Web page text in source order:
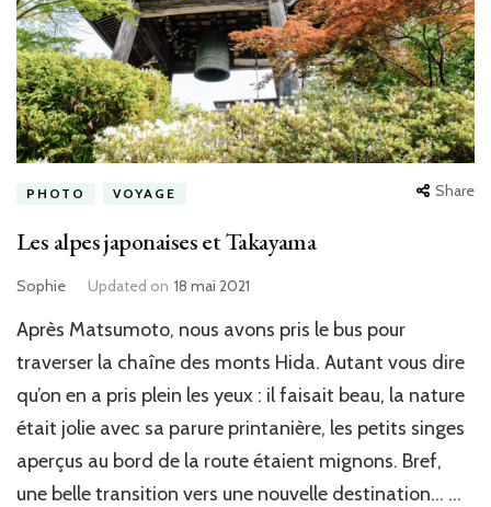
PHOTO VOYAGE Share
Les alpes japonaises et Takayama
Sophie Updated on 18 mai 2021
Après Matsumoto, nous avons pris le bus pour
traverser la chaîne des monts Hida. Autant vous dire
qu’on en a pris plein les yeux : il faisait beau, la nature
était jolie avec sa parure printanière, les petits singes
aperçus au bord de la route étaient mignons. Bref,
une belle transition vers une nouvelle destination… …